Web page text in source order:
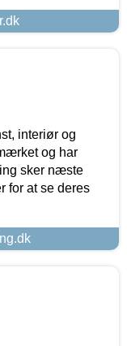
interiør og
og har
sker næste
for at se deres